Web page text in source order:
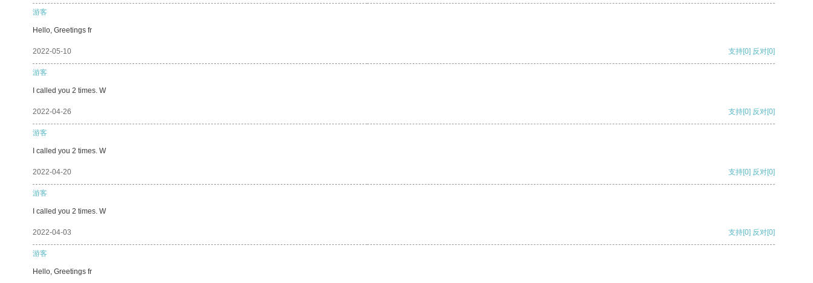
游客
Hello, Greetings fr
2022-05-10 支持[0] 反对[0]
游客
I called you 2 times. W
2022-04-26 支持[0] 反对[0]
游客
I called you 2 times. W
2022-04-20 支持[0] 反对[0]
游客
I called you 2 times. W
2022-04-03 支持[0] 反对[0]
游客
Hello, Greetings fr